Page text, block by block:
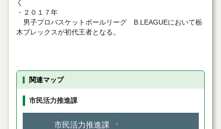
く
・２０１７年
男子プロバスケットボールリーグ B.LEAGUEにおいて栃
木ブレックスが初代王者となる。
関連マップ
市民活力推進課